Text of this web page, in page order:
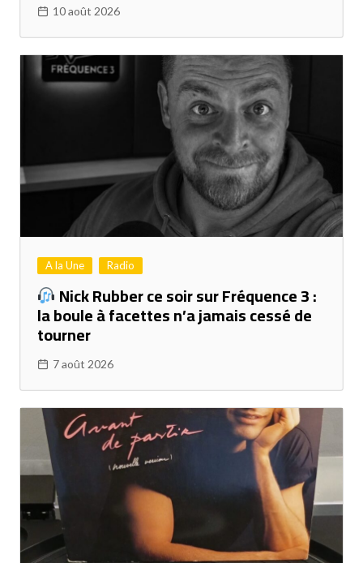
10 août 2026
A la Une Radio
Nick Rubber ce soir sur Fréquence 3 :
la boule à facettes n’a jamais cessé de
tourner
7 août 2026